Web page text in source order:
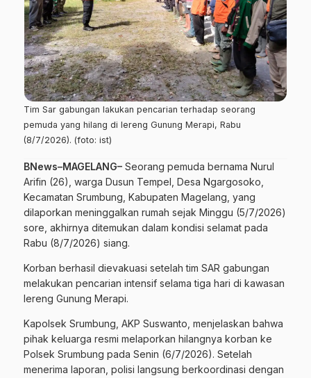
Tim Sar gabungan lakukan pencarian terhadap seorang
pemuda yang hilang di lereng Gunung Merapi, Rabu
(8/7/2026). (foto: ist)
BNews–MAGELANG– Seorang pemuda bernama Nurul
Arifin (26), warga Dusun Tempel, Desa Ngargosoko,
Kecamatan Srumbung, Kabupaten Magelang, yang
dilaporkan meninggalkan rumah sejak Minggu (5/7/2026)
sore, akhirnya ditemukan dalam kondisi selamat pada
Rabu (8/7/2026) siang.
Korban berhasil dievakuasi setelah tim SAR gabungan
melakukan pencarian intensif selama tiga hari di kawasan
lereng Gunung Merapi.
Kapolsek Srumbung, AKP Suswanto, menjelaskan bahwa
pihak keluarga resmi melaporkan hilangnya korban ke
Polsek Srumbung pada Senin (6/7/2026). Setelah
menerima laporan, polisi langsung berkoordinasi dengan